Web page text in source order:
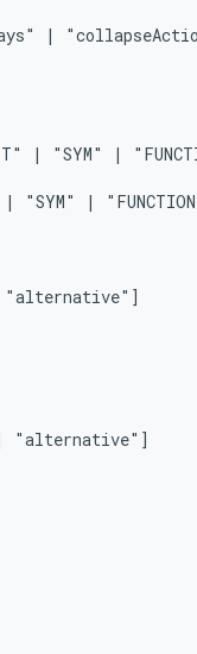
|
| "SYM" |
| "SYM" |